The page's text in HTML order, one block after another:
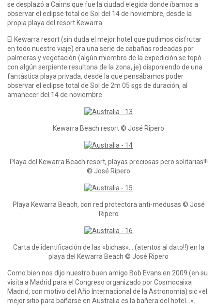
se desplazó a Cairns que fue la ciudad elegida donde íbamos a
observar el eclipse total de Sol del 14 de noviembre, desde la
propia playa del resort Kewarra.
El Kewarra resort (sin duda el mejor hotel que pudimos disfrutar
en todo nuestro viaje) era una serie de cabañas rodeadas por
palmeras y vegetación (algún miembro de la expedición se topó
con algún serpiente resultona de la zona, je) disponiendo de una
fantástica playa privada, desde la que pensábamos poder
observar el eclipse total de Sol de 2m 05 sgs de duración, al
amanecer del 14 de noviembre.
Kewarra Beach resort © José Ripero
Playa del Kewarra Beach resort, playas preciosas pero solitarias!!!
© José Ripero
Playa Kewarra Beach, con red protectora anti-medusas © José
Ripero
Carta de identificación de las «bichas»… (atentos al dato!!) en la
playa del Kewarra Beach © José Ripero
Como bien nos dijo nuestro buen amigo Bob Evans en 2009 (en su
visita a Madrid para el Congreso organizado por Cosmocaixa
Madrid, con motivo del Año Internacional de la Astronomía) sic «el
mejor sitio para bañarse en Australia es la bañera del hotel…».